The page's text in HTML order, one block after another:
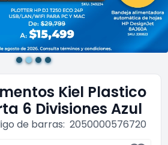
Kiel Plastico
6 Divisiones Azul
de barras: 2050000576720